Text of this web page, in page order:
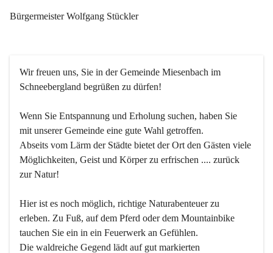
Bürgermeister Wolfgang Stückler
Wir freuen uns, Sie in der Gemeinde Miesenbach im
Schneebergland begrüßen zu dürfen!
Wenn Sie Entspannung und Erholung suchen, haben Sie
mit unserer Gemeinde eine gute Wahl getroffen.
Abseits vom Lärm der Städte bietet der Ort den Gästen viele
Möglichkeiten, Geist und Körper zu erfrischen .... zurück
zur Natur!
Hier ist es noch möglich, richtige Naturabenteuer zu
erleben. Zu Fuß, auf dem Pferd oder dem Mountainbike
tauchen Sie ein in ein Feuerwerk an Gefühlen.
Die waldreiche Gegend lädt auf gut markierten